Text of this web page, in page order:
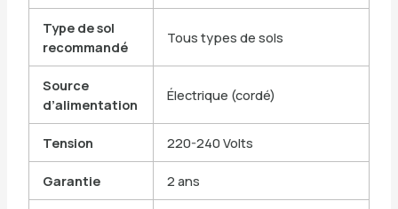
Type de sol
recommandé
Tous types de sols
Source
d’alimentation
Électrique (cordé)
Tension 220-240 Volts
Garantie 2 ans